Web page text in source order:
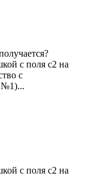
с поля с2 на
с
№1)...
с поля с2 на